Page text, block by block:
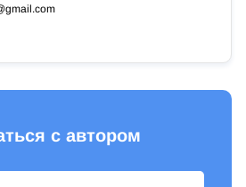
с автором